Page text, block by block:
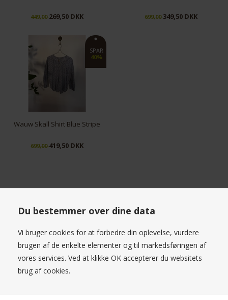
Du bestemmer over dine data
Vi bruger cookies for at forbedre din oplevelse, vurdere
brugen af de enkelte elementer og til markedsføringen af
vores services. Ved at klikke OK accepterer du websitets
brug af cookies.
449,00269,50 DKK 699,00349,50 DKK
SPAR
40%
Wauw Skall Shirt Blue Stripe
699,00419,50 DKK
DANSK EKSPRES LEVERING
Bestil inden kl. 9.00